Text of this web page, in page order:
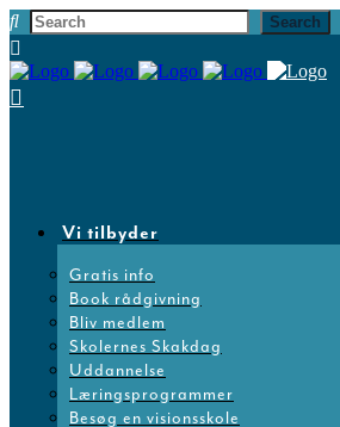
Vi tilbyder
Gratis info
Book rådgivning
Bliv medlem
Skolernes Skakdag
Uddannelse
Læringsprogrammer
Besøg en visionsskole